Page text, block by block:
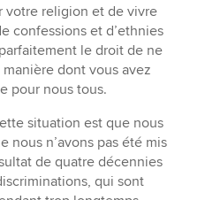
votre religion et de vivre
confessions et d’ethnies
le droit de ne
dont vous avez
pour nous tous.
situation est que nous
nous n’avons pas été mis
de quatre décennies
qui sont